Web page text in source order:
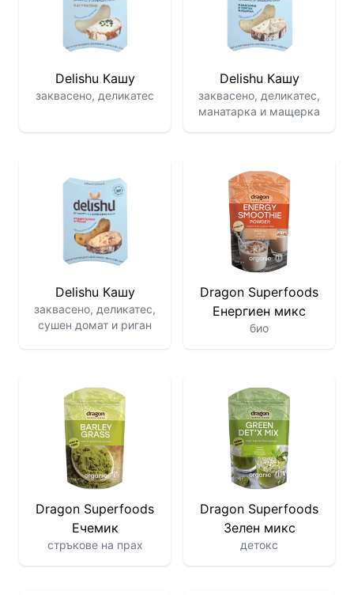
Delishu Кашу
заквасено, деликатес
Delishu Кашу
заквасено, деликатес,
манатарка и мащерка
Delishu Кашу
заквасено, деликатес,
сушен домат и риган
Dragon Superfoods
Енергиен микс
био
Dragon Superfoods
Ечемик
стръкове на прах
Dragon Superfoods
Зелен микс
детокс